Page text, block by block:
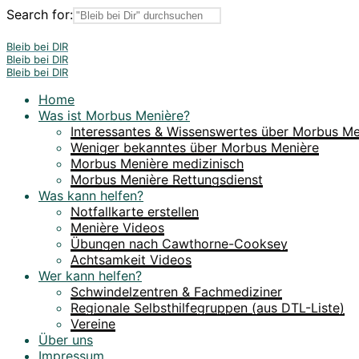
Search for:
Bleib bei DIR
Bleib bei DIR
Bleib bei DIR
Home
Was ist Morbus Menière?
Interessantes & Wissenswertes über Morbus
Weniger bekanntes über Morbus Menière
Morbus Menière medizinisch
Morbus Menière Rettungsdienst
Was kann helfen?
Notfallkarte erstellen
Menière Videos
Übungen nach Cawthorne-Cooksey
Achtsamkeit Videos
Wer kann helfen?
Schwindelzentren & Fachmediziner
Regionale Selbsthilfegruppen (aus DTL-Liste)
Vereine
Über uns
Impressum